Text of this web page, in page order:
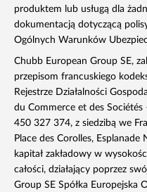
produktem lub usługą dla
dokumentacją dotyczącą
Ogólnych Warunków
Chubb European Group SE,
przepisom francuskiego
Rejestrze Działalności
du Commerce et des
450 327 374, z siedzibą we
Place des Corolles,
kapitał zakładowy w
całości, działający poprzez
Group SE Spółka Europejska